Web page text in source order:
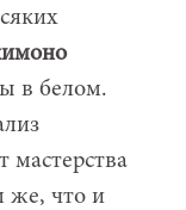
в белом.
мастерства
же, что и